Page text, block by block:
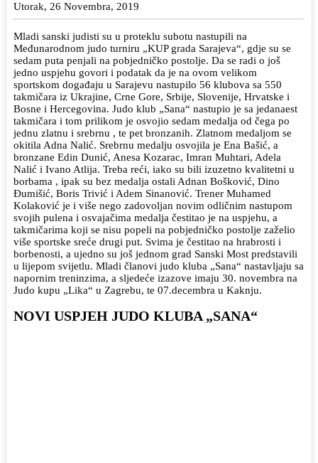
Utorak, 26 Novembra, 2019
Mladi sanski judisti su u proteklu subotu nastupili na
Međunarodnom judo turniru „KUP grada Sarajeva“, gdje su se
sedam puta penjali na pobjedničko postolje. Da se radi o još
jedno uspjehu govori i podatak da je na ovom velikom
sportskom događaju u Sarajevu nastupilo 56 klubova sa 550
takmičara iz Ukrajine, Crne Gore, Srbije, Slovenije, Hrvatske i
Bosne i Hercegovina. Judo klub „Sana“ nastupio je sa jedanaest
takmičara i tom prilikom je osvojio sedam medalja od čega po
jednu zlatnu i srebrnu , te pet bronzanih. Zlatnom medaljom se
okitila Adna Nalić. Srebrnu medalju osvojila je Ena Bašić, a
bronzane Edin Dunić, Anesa Kozarac, Imran Muhtari, Adela
Nalić i Ivano Atlija. Treba reći, iako su bili izuzetno kvalitetni u
borbama , ipak su bez medalja ostali Adnan Bošković, Dino
Đumišić, Boris Trivić i Adem Sinanović. Trener Muhamed
Kolaković je i više nego zadovoljan novim odličnim nastupom
svojih pulena i osvajačima medalja čestitao je na uspjehu, a
takmičarima koji se nisu popeli na pobjedničko postolje zaželio
više sportske sreće drugi put. Svima je čestitao na hrabrosti i
borbenosti, a ujedno su još jednom grad Sanski Most predstavili
u lijepom svijetlu. Mladi članovi judo kluba „Sana“ nastavljaju sa
napornim treninzima, a sljedeće izazove imaju 30. novembra na
Judo kupu „Lika“ u Zagrebu, te 07.decembra u Kaknju.
NOVI USPJEH JUDO KLUBA „SANA“